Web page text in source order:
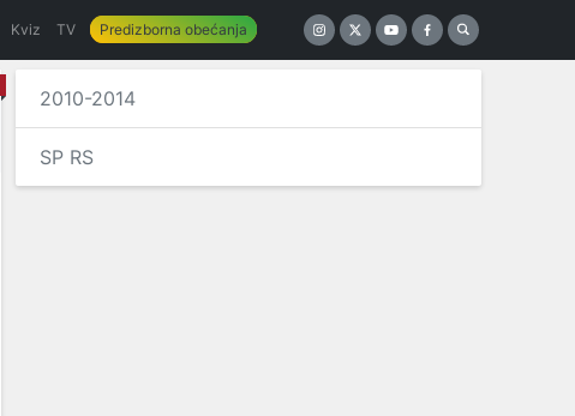
Kviz TV Predizborna obećanja
2010-2014
SP RS